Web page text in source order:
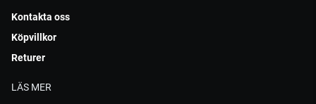
Kontakta oss
Köpvillkor
Returer
LÄS MER